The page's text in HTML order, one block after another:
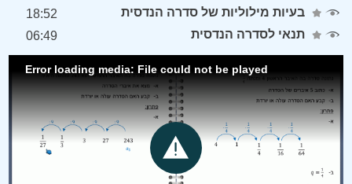
בעיות מילוליות של סדרה הנדסית
18:52
תנאי לסדרה הנדסית
06:49
Error loading media: File could not be played